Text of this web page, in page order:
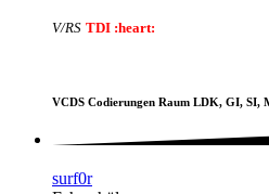
V/RS TDI :heart:
VCDS Codierungen Raum LDK, GI, SI,
surf0r